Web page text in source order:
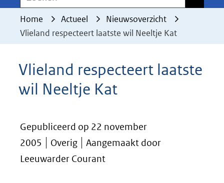
geweigerd.
Home Actueel
Nieuwsoverzicht
Vlieland respecteert laatste wil Neeltje Kat
Vlieland respecteert laatste
wil Neeltje Kat
Gepubliceerd op 22 november
2005
Overig
Aangemaakt door
Leeuwarder Courant